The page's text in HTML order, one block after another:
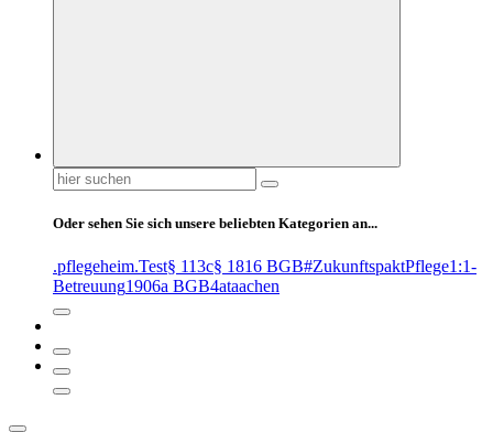
Suchen
nach:
Oder sehen Sie sich unsere beliebten Kategorien an...
.pflegeheim.Test§ 113c§ 1816 BGB#ZukunftspaktPflege1:1-
Betreuung1906a BGB4ataachen